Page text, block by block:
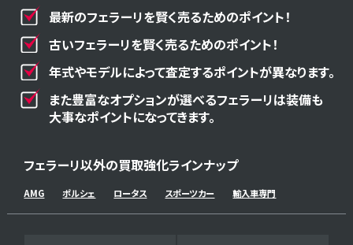
最新のフェラーリを賢く売るためのポイント！
古いフェラーリを賢く売るためのポイント！
年式やモデルによって査定するポイントが異なります。
また豊富なオプションが選べるフェラーリは装備も
大事なポイントになってきます。
フェラーリ以外の買取強化ラインナップ
AMG ポルシェ ロータス スポーツカー 輸入車専門